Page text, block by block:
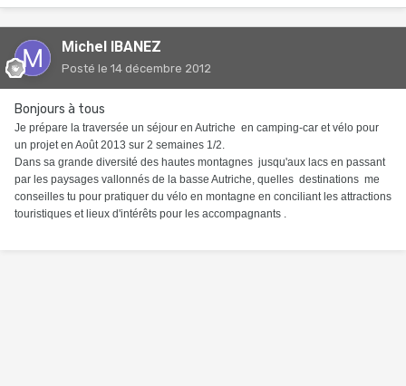
Michel IBANEZ
Posté le 14 décembre 2012
Bonjours à tous
Je prépare la traversée un séjour en Autriche en camping-car et vélo pour
un projet en Août 2013 sur 2 semaines 1/2.
Dans sa grande diversité des hautes montagnes jusqu'aux lacs en passant
par les paysages vallonnés de la basse Autriche, quelles destinations me
conseilles tu pour pratiquer du vélo en montagne en conciliant les attractions
touristiques et lieux d'intérêts pour les accompagnants .